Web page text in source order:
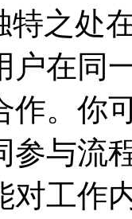
特之处
户在同
作。你
参与流
对工作